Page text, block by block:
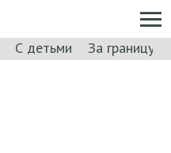
С детьми За границу